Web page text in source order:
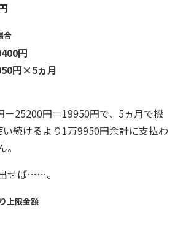
合
円
円×5ヵ月
25200円＝19950円で、5ヵ月で機
続けるより1万9950円余計に支払わ
せば……。
上限金額